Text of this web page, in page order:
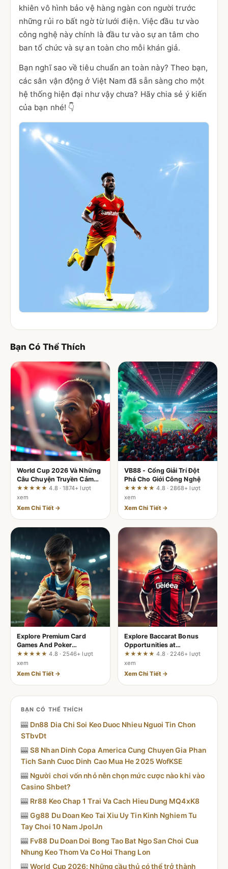
khiên vô hình bảo vệ hàng ngàn con người trước
những rủi ro bất ngờ từ lưới điện. Việc đầu tư vào
công nghệ này chính là đầu tư vào sự an tâm cho
ban tổ chức và sự an toàn cho mỗi khán giả.
Bạn nghĩ sao về tiêu chuẩn an toàn này? Theo bạn,
các sân vận động ở Việt Nam đã sẵn sàng cho một
hệ thống hiện đại như vậy chưa? Hãy chia sẻ ý kiến
của bạn nhé! 👇
Bạn Có Thể Thích
World Cup 2026 Và Những
Câu Chuyện Truyền Cảm
Hứng Cho Người Hâm Mộ
★★★★★4.8 · 1874+ lượt
xem
Xem Chi Tiết →
VB88 - Cổng Giải Trí Đột
Phá Cho Giới Công Nghệ
★★★★★4.8 · 2868+ lượt
xem
Xem Chi Tiết →
Explore Premium Card
Games And Poker
Techniques With
on68.casino
★★★★★4.8 · 2546+ lượt
xem
Xem Chi Tiết →
Explore Baccarat Bonus
Opportunities at
sunwin99.co.com
★★★★★4.8 · 2246+ lượt
xem
Xem Chi Tiết →
BẠN CÓ THỂ THÍCH
🎰 Dn88 Dia Chi Soi Keo Duoc Nhieu Nguoi Tin Chon
STbvDt
🎰S8 Nhan Dinh Copa America Cung Chuyen Gia Phan
Tich Sanh Cuoc Dinh Cao Mua He 2025 WofKSE
🎰 Người chơi vốn nhỏ nên chọn mức cược nào khi vào
Casino Shbet?
🎰 Rr88 Keo Chap 1 Trai Va Cach Hieu Dung MQ4xK8
🎰Gg88 Du Doan Keo Tai Xiu Uy Tin Kinh Nghiem Tu
Tay Choi 10 Nam JpolJn
🎰 Fv88 Du Doan Doi Bong Tao Bat Ngo San Choi Cua
Nhung Keo Thom Va Co Hoi Thang Lon
🎰World Cup 2026: Những cầu thủ có thể trở thành